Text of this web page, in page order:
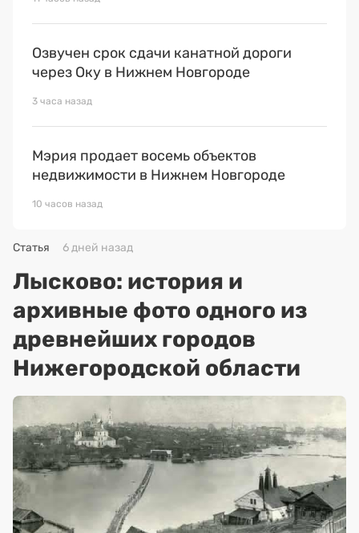
Озвучен срок сдачи канатной дороги
через Оку в Нижнем Новгороде
3 часа назад
Мэрия продает восемь объектов
недвижимости в Нижнем Новгороде
10 часов назад
Статья 6 дней назад
Лысково: история и
архивные фото одного из
древнейших городов
Нижегородской области